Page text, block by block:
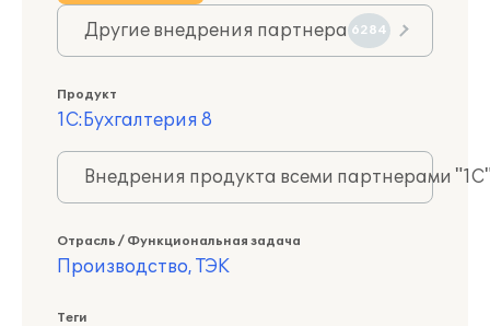
Другие внедрения партнера 6284
Продукт
1С:Бухгалтерия 8
Внедрения продукта всеми партнерами
Отрасль / Функциональная задача
Производство, ТЭК
Теги